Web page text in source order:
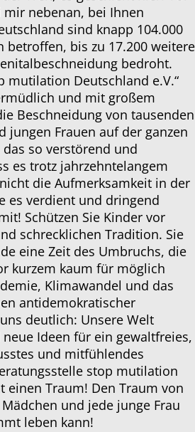
nebenan, bei Ihnen
sind knapp 104.000
betroffen, bis zu 17.200 weitere
bedroht.
mutilation Deutschland e.V.“
und mit großem
Beschneidung von tausenden
jungen Frauen auf der ganzen
so verstörend und
es trotz jahrzehntelangem
die Aufmerksamkeit in der
es verdient und dringend
Schützen Sie Kinder vor
schrecklichen Tradition. Sie
eine Zeit des Umbruchs, die
kurzem kaum für möglich
Klimawandel und das
antidemokratischer
deutlich: Unsere Welt
Ideen für ein gewaltfreies,
und mitfühlendes
stop mutilation
einen Traum! Den Traum von
und jede junge Frau
leben kann!